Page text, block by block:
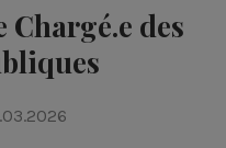
Chargé.e des